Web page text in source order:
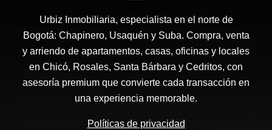
Urbiz Inmobiliaria, especialista en el norte de
Bogotá: Chapinero, Usaquén y Suba. Compra, venta
y arriendo de apartamentos, casas, oficinas y locales
en Chicó, Rosales, Santa Bárbara y Cedritos, con
asesoría premium que convierte cada transacción en
una experiencia memorable.
Políticas de privacidad